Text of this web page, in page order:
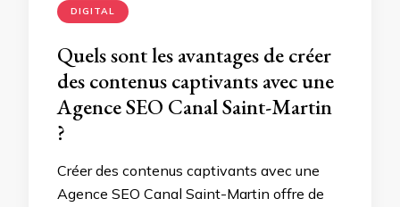
DIGITAL
Quels sont les avantages de créer
des contenus captivants avec une
Agence SEO Canal Saint-Martin
?
Créer des contenus captivants avec une
Agence SEO Canal Saint-Martin offre de